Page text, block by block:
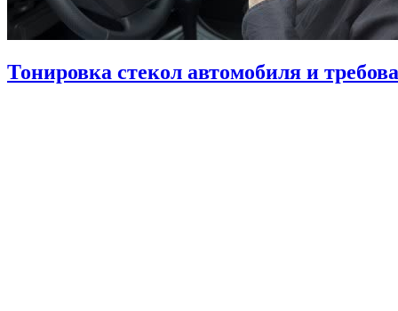
Тонировка стекол автомобиля и